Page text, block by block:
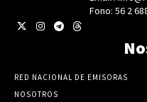
Fono: 56 2
RED NACIONAL DE EMISORAS
NOSOTROS